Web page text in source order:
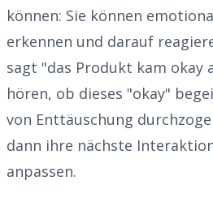
können: Sie können
erkennen und darauf
sagt "das Produkt kam okay
hören, ob dieses "okay"
von Enttäuschung
dann ihre nächste
anpassen.